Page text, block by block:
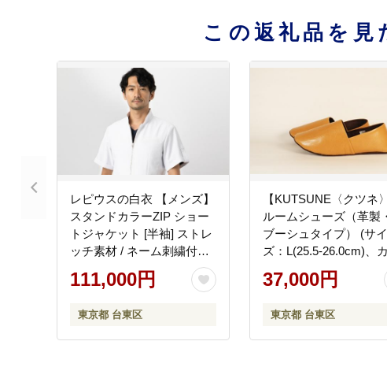
この返礼品を見
レピウスの白衣 【メンズ】
スタンドカラーZIP ショー
トジャケット [半袖] ストレ
ッチ素材 / ネーム刺繍付き
(サイズ：46サイズ)
111,000円
東京都 台東区
【KUTSUNE〈クツネ〉
ルームシューズ（革製
ブーシュタイプ） (サイ
ズ：L(25.5-26.0cm)、
37,000円
東京都 台東区